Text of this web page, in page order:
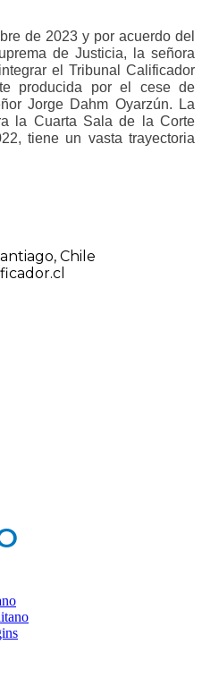
de 2023 y por acuerdo del
de Justicia, la señora
el Tribunal Calificador
producida por el cese de
Jorge Dahm Oyarzún. La
la Cuarta Sala de la Corte
tiene un vasta trayectoria
Chile